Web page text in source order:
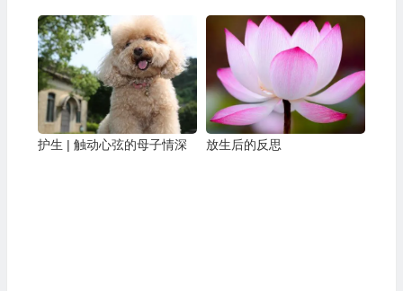
护生 | 触动心弦的母子情深 放生后的反思